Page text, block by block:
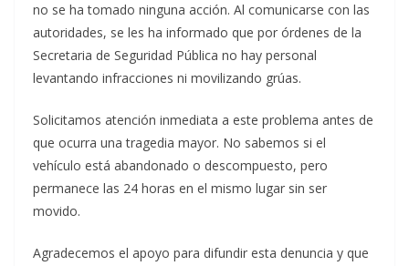
no se ha tomado ninguna acción. Al comunicarse con las
autoridades, se les ha informado que por órdenes de la
Secretaria de Seguridad Pública no hay personal
levantando infracciones ni movilizando grúas.
Solicitamos atención inmediata a este problema antes de
que ocurra una tragedia mayor. No sabemos si el
vehículo está abandonado o descompuesto, pero
permanece las 24 horas en el mismo lugar sin ser
movido.
Agradecemos el apoyo para difundir esta denuncia y que